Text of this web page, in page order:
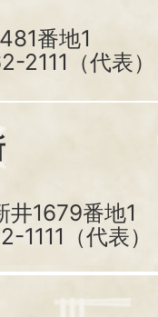
番地1
2111（代表）
井1679番地1
（代表）